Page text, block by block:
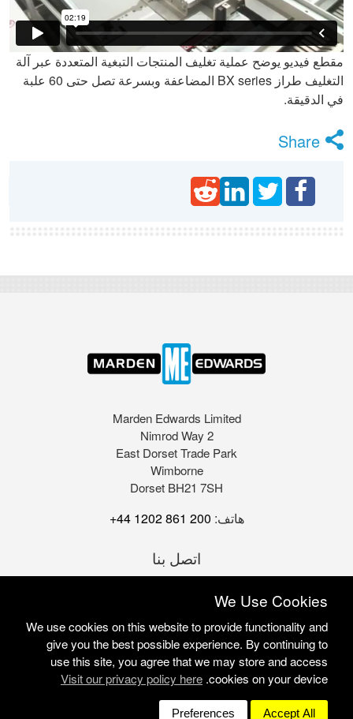
مقطع فيديو يوضح عملية تغليف المنتجات التبغية المتعددة عبر آلة
التغليف طراز BX series المضاعفة وبسرعة تصل حتى 60 علبة
في الدقيقة.
Share
Marden Edwards Limited
2 Nimrod Way
East Dorset Trade Park
Wimborne
Dorset BH21 7SH
هاتف: +44 1202 861 200
اتصل بنا
Marden Edwards Ltd © 2026
Site Solutions:Sonet
We Use Cookies
We use cookies on this website to provide functionality and
give you the best possible experience. By continuing to
use this site, you agree that we may store and access
cookies on your device.
Visit our privacy policy here
Accept All
Preferences